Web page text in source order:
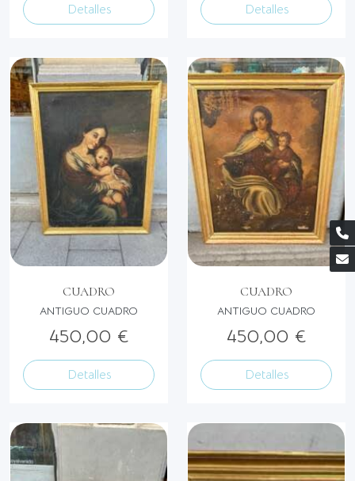
Detalles Detalles
CUADRO
ANTIGUO CUADRO
450,00 €
Detalles
CUADRO
ANTIGUO CUADRO
450,00 €
Detalles